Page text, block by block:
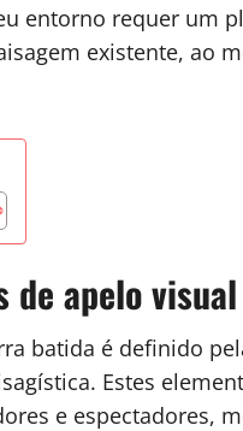
entorno requer um
existente, ao
de apelo
batida é definido
Estes
e espectadores,